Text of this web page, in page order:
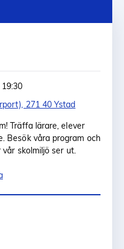
271 40 Ystad
Träffa lärare, elever
Besök våra program och
skolmiljö ser ut.